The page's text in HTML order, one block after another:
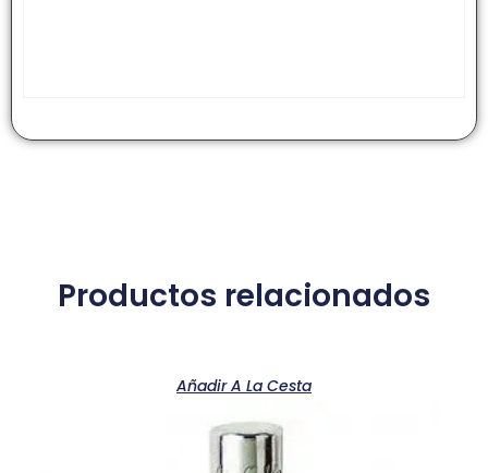
Productos relacionados
Añadir A La Cesta